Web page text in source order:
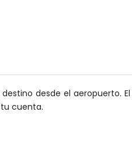
desde el aeropuerto.
cuenta.